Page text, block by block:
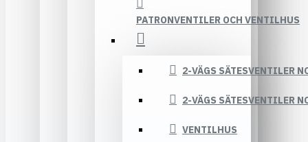
PATRONVENTILER OCH VENTILHUS
2-VÄGS SÄTESVENTILER
2-VÄGS SÄTESVENTILER
VENTILHUS